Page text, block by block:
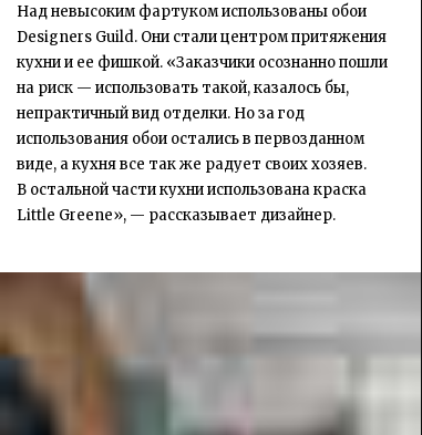
Над невысоким фартуком использованы обои
Designers Guild. Они стали центром притяжения
кухни и ее фишкой. «Заказчики осознанно пошли
на риск — использовать такой, казалось бы,
непрактичный вид отделки. Но за год
использования обои остались в первозданном
виде, а кухня все так же радует своих хозяев.
В остальной части кухни использована краска
Little Greene», — рассказывает дизайнер.